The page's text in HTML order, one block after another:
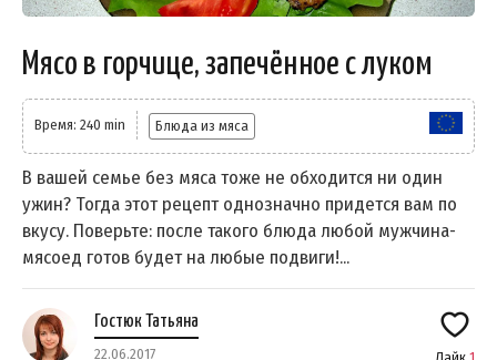
Мясо в горчице, запечённое с луком
Время: 240 min Блюда из мяса
В вашей семье без мяса тоже не обходится ни один
ужин? Тогда этот рецепт однозначно придется вам по
вкусу. Поверьте: после такого блюда любой мужчина-
мясоед готов будет на любые подвиги!...
Гостюк Татьяна
22.06.2017